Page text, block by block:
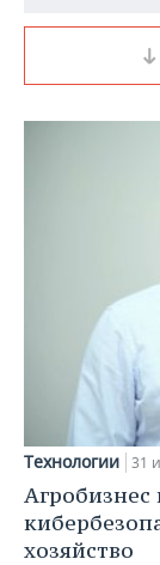
Технологии 31
хозяйство